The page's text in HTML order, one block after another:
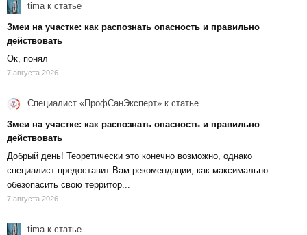
timaк статье
Змеи на участке: как распознать опасность и правильно
действовать
Ок, понял
7 августа 2026
Специалист «ПрофСанЭксперт» к статье
Змеи на участке: как распознать опасность и правильно
действовать
Добрый день! Теоретически это конечно возможно, однако
специалист предоставит Вам рекомендации, как максимально
обезопасить свою территор...
7 августа 2026
tima к статье